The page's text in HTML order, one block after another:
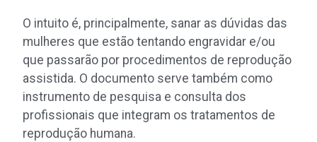
O intuito é, principalmente, sanar as dúvidas das
mulheres que estão tentando engravidar e/ou
que passarão por procedimentos de reprodução
assistida. O documento serve também como
instrumento de pesquisa e consulta dos
profissionais que integram os tratamentos de
reprodução humana.